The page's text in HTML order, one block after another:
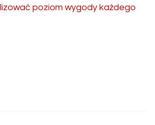
poziom wygody każdego